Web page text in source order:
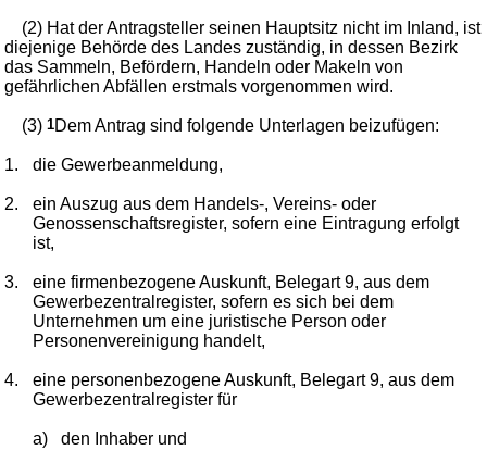
(2) Hat der Antragsteller seinen Hauptsitz nicht im Inland, ist
diejenige Behörde des Landes zuständig, in dessen Bezirk
das Sammeln, Befördern, Handeln oder Makeln von
gefährlichen Abfällen erstmals vorgenommen wird.
(3)1Dem Antrag sind folgende Unterlagen beizufügen:
1. die Gewerbeanmeldung,
2.
ein Auszug aus dem Handels-, Vereins- oder
Genossenschaftsregister, sofern eine Eintragung erfolgt
ist,
3.
eine firmenbezogene Auskunft, Belegart 9, aus dem
Gewerbezentralregister, sofern es sich bei dem
Unternehmen um eine juristische Person oder
Personenvereinigung handelt,
4.
eine personenbezogene Auskunft, Belegart 9, aus dem
Gewerbezentralregister für
a) den Inhaber und